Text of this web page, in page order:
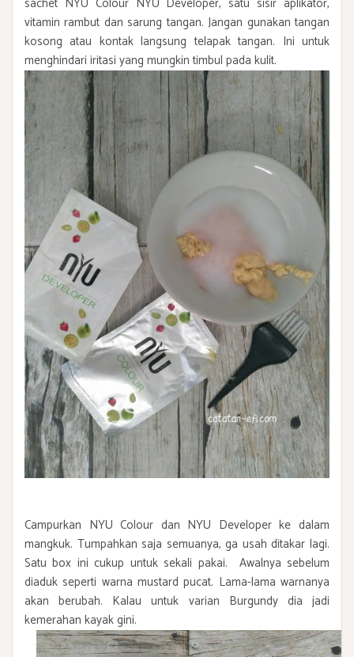
vitamin rambut dan sarung tangan. Jangan gunakan tangan
kosong atau kontak langsung telapak tangan. Ini untuk
menghindari iritasi yang mungkin timbul pada kulit.
Campurkan NYU Colour dan NYU Developer ke dalam
mangkuk. Tumpahkan saja semuanya, ga usah ditakar lagi.
Satu box ini cukup untuk sekali pakai. Awalnya sebelum
diaduk seperti warna mustard pucat. Lama-lama warnanya
akan berubah. Kalau untuk varian Burgundy dia jadi
kemerahan kayak gini.